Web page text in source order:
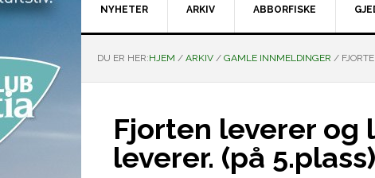
NYHETER ARKIV ABBORFISKE
DU ER HER:HJEM / ARKIV / GAMLE INNMELDINGER /
Fjorten leverer og
leverer. (på 5.plass)